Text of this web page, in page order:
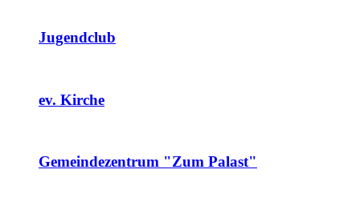
Jugendclub
ev. Kirche
Gemeindezentrum "Zum Palast"